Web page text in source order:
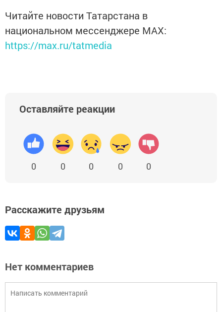
Читайте новости Татарстана в
национальном мессенджере MАХ:
https://max.ru/tatmedia
Оставляйте реакции
0 0 0 0 0
Расскажите друзьям
Нет комментариев